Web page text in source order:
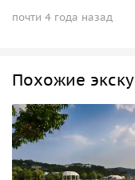
почти 4 года назад
Похожие